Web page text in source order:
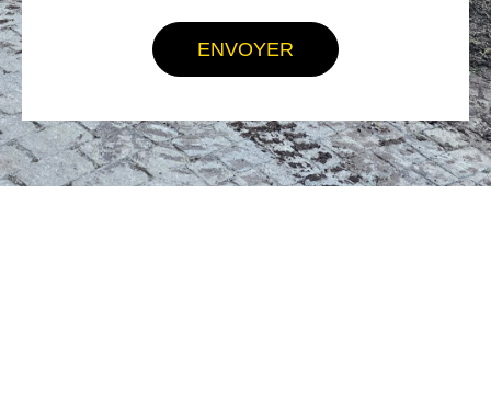
ENVOYER